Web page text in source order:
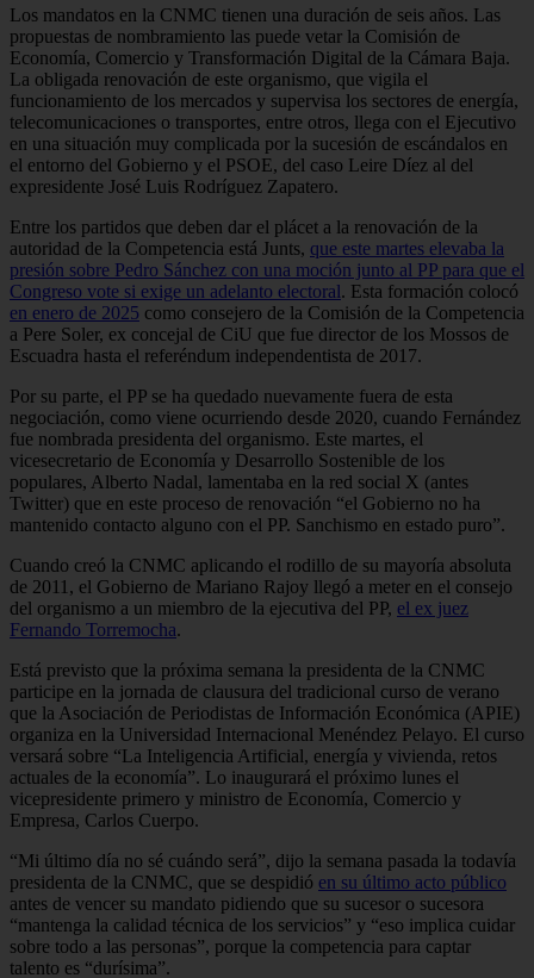
Los mandatos en la CNMC tienen una duración de seis años. Las
propuestas de nombramiento las puede vetar la Comisión de
Economía, Comercio y Transformación Digital de la Cámara Baja.
La obligada renovación de este organismo, que vigila el
funcionamiento de los mercados y supervisa los sectores de energía,
telecomunicaciones o transportes, entre otros, llega con el Ejecutivo
en una situación muy complicada por la sucesión de escándalos en
el entorno del Gobierno y el PSOE, del caso Leire Díez al del
expresidente José Luis Rodríguez Zapatero.
Entre los partidos que deben dar el plácet a la renovación de la
autoridad de la Competencia está Junts, que este martes elevaba la
presión sobre Pedro Sánchez con una moción junto al PP para que el
Congreso vote si exige un adelanto electoral. Esta formación colocó
en enero de 2025 como consejero de la Comisión de la Competencia
a Pere Soler, ex concejal de CiU que fue director de los Mossos de
Escuadra hasta el referéndum independentista de 2017.
Por su parte, el PP se ha quedado nuevamente fuera de esta
negociación, como viene ocurriendo desde 2020, cuando Fernández
fue nombrada presidenta del organismo. Este martes, el
vicesecretario de Economía y Desarrollo Sostenible de los
populares, Alberto Nadal, lamentaba en la red social X (antes
Twitter) que en este proceso de renovación “el Gobierno no ha
mantenido contacto alguno con el PP. Sanchismo en estado puro”.
Cuando creó la CNMC aplicando el rodillo de su mayoría absoluta
de 2011, el Gobierno de Mariano Rajoy llegó a meter en el consejo
del organismo a un miembro de la ejecutiva del PP, el ex juez
Fernando Torremocha.
Está previsto que la próxima semana la presidenta de la CNMC
participe en la jornada de clausura del tradicional curso de verano
que la Asociación de Periodistas de Información Económica (APIE)
organiza en la Universidad Internacional Menéndez Pelayo. El curso
versará sobre “La Inteligencia Artificial, energía y vivienda, retos
actuales de la economía”. Lo inaugurará el próximo lunes el
vicepresidente primero y ministro de Economía, Comercio y
Empresa, Carlos Cuerpo.
“Mi último día no sé cuándo será”, dijo la semana pasada la todavía
presidenta de la CNMC, que se despidió en su último acto público
antes de vencer su mandato pidiendo que su sucesor o sucesora
“mantenga la calidad técnica de los servicios” y “eso implica cuidar
sobre todo a las personas”, porque la competencia para captar
talento es “durísima”.